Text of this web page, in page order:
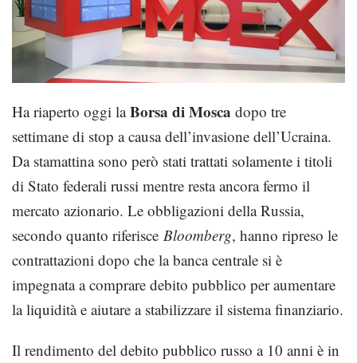
Ha riaperto oggi laBorsa di Mosca dopo tre
settimane di stop a causa dell’invasione dell’Ucraina.
Da stamattina sono però stati trattati solamente i titoli
di Stato federali russi mentre resta ancora fermo il
mercato azionario. Le obbligazioni della Russia,
secondo quanto riferisce Bloomberg, hanno ripreso le
contrattazioni dopo che la banca centrale si è
impegnata a comprare debito pubblico per aumentare
la liquidità e aiutare a stabilizzare il sistema finanziario.
Il rendimento del debito pubblico russo a 10 anni è in